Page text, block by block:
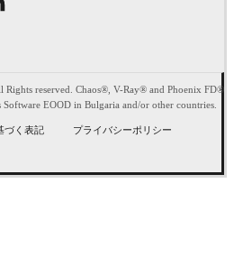
Rights reserved. Chaos®, V-Ray® and Phoenix FD®
Software EOOD in Bulgaria and/or other countries.
づく表記
プライバシーポリシー